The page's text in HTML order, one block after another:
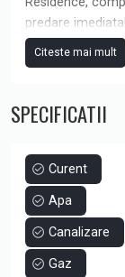
predare imediata!
Această
apartament intr-
suprafata
varianta cea mai
🍽️ Bucătărie
oferă un mediu
Citeste mai mult
SPECIFICATII
Curent
Apa
Canalizare
Gaz